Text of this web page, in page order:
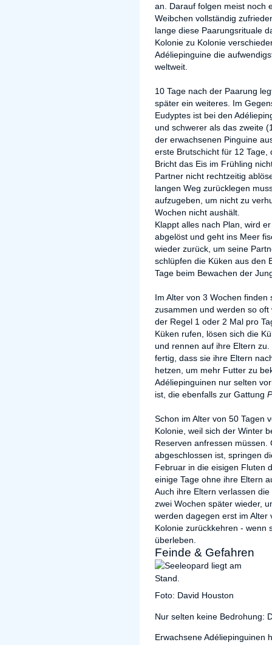
an. Darauf folgen meist noch
Weibchen vollständig
lange diese Paarungsrituale
Kolonie zu Kolonie
Adéliepinguine die
weltweit.
10 Tage nach der Paarung
später ein weiteres. Im
Eudyptes ist bei den
und schwerer als das zweite
der erwachsenen Pinguine
erste Brutschicht für 12
Bricht das Eis im Frühling
Partner nicht rechtzeitig
langen Weg zurücklegen
aufzugeben, um nicht zu
Wochen nicht aushält.
Klappt alles nach Plan, wird
abgelöst und geht ins Meer
wieder zurück, um seine
schlüpfen die Küken aus den
Tage beim Bewachen der
Im Alter von 3 Wochen
zusammen und werden so
der Regel 1 oder 2 Mal pro
Küken rufen, lösen sich die
und rennen auf ihre Eltern
fertig, dass sie ihre Eltern
hetzen, um mehr Futter zu
Adéliepinguinen nur selten
ist, die ebenfalls zur Gattung
Schon im Alter von 50 Tagen
Kolonie, weil sich der Winter
Reserven anfressen
abgeschlossen ist, springen
Februar in die eisigen Fluten
einige Tage ohne ihre Eltern
Auch ihre Eltern verlassen
zwei Wochen später wieder,
werden dagegen erst im
Kolonie zurückkehren - wenn
überleben.
Feinde & Gefahren
Foto: David Houston
Nur selten keine Bedrohung:
Erwachsene Adéliepinguinen